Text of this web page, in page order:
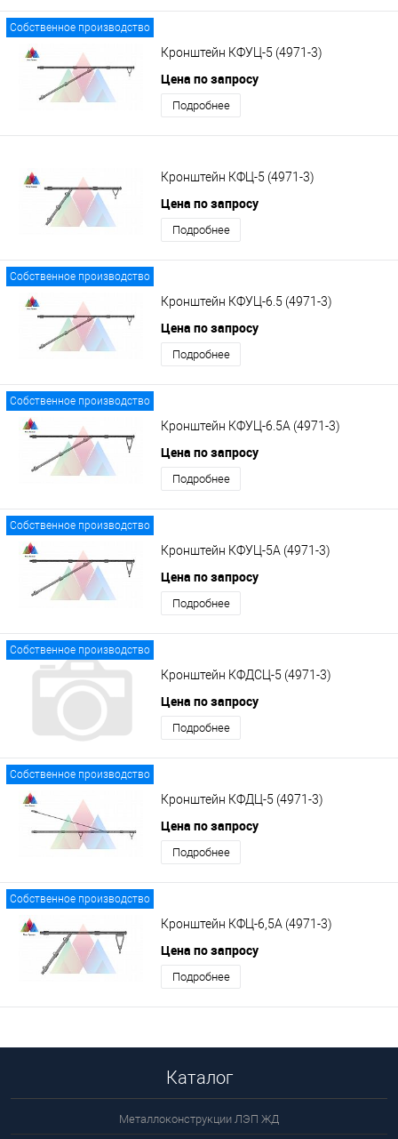
Собственное производство
Кронштейн КФУЦ-5 (4971-3)
Цена по запросу
Подробнее
Кронштейн КФЦ-5 (4971-3)
Цена по запросу
Подробнее
Собственное производство
Кронштейн КФУЦ-6.5 (4971-3)
Цена по запросу
Подробнее
Собственное производство
Кронштейн КФУЦ-6.5А (4971-3)
Цена по запросу
Подробнее
Собственное производство
Кронштейн КФУЦ-5А (4971-3)
Цена по запросу
Подробнее
Собственное производство
Кронштейн КФДСЦ-5 (4971-3)
Цена по запросу
Подробнее
Собственное производство
Кронштейн КФДЦ-5 (4971-3)
Цена по запросу
Подробнее
Собственное производство
Кронштейн КФЦ-6,5А (4971-3)
Цена по запросу
Подробнее
Каталог
Металлоконструкции ЛЭП ЖД